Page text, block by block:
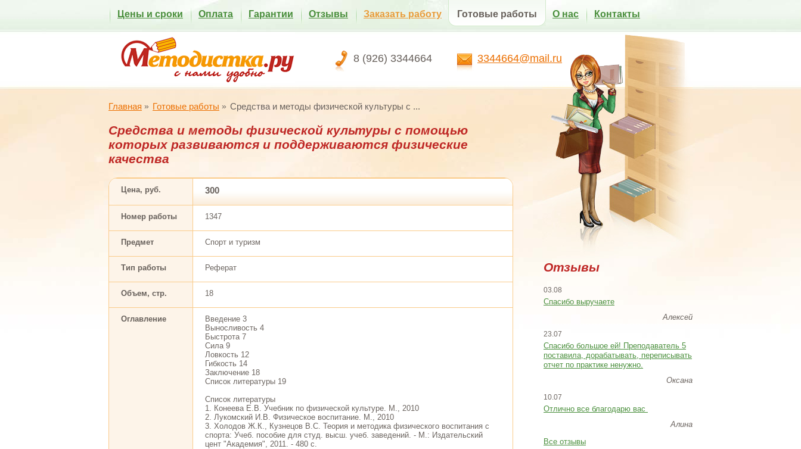
8 (926) 3344664 3344664@mail.ru
Цены и сроки Оплата Гарантии Отзывы Заказать работу Готовые работы О нас Контакты
Главная Готовые работы Средства и методы физической культуры с ...
Средства и методы физической культуры с помощью
которых развиваются и поддерживаются физические
качества
Цена, руб. 300
Номер работы 1347
Предмет Спорт и туризм
Тип работы Реферат
Объем, стр. 18
Оглавление
Введение 3
Выносливость 4
Быстрота 7
Сила 9
Ловкость 12
Гибкость 14
Заключение 18
Список литературы 19
Список литературы
1. Конеева Е.В. Учебник по физической культуре. М., 2010
2. Лукомский И.В. Физическое воспитание. М., 2010
3. Холодов Ж.К., Кузнецов В.С. Теория и методика физического воспитания с
спорта: Учеб. пособие для студ. высш. учеб. заведений. - М.: Издательский
цент "Академия", 2011. - 480 с.
Отзывы
03.08
Спасибо выручаете
Алексей
23.07
Cпасибо большое ей! Преподаватель 5
поставила, дорабатывать, переписывать
отчет по практике ненужно.
Оксана
10.07
Отлично все благодарю вас
Алина
Все отзывы